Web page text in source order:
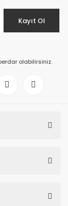
Kayıt Ol
olabilirsiniz.